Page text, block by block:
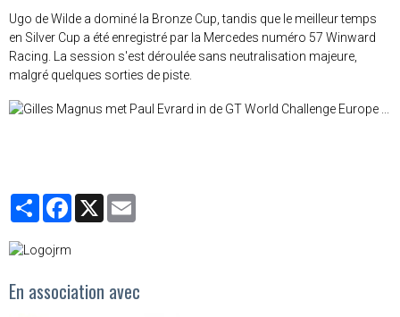
Ugo de Wilde a dominé la Bronze Cup, tandis que le meilleur temps
en Silver Cup a été enregistré par la Mercedes numéro 57 Winward
Racing. La session s'est déroulée sans neutralisation majeure,
malgré quelques sorties de piste.
PartagerFacebook
X
En association avec